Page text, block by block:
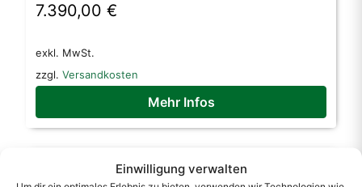
Einwilligung verwalten
7.390,00 €
exkl. MwSt.
zzgl. Versandkosten
Mehr Infos